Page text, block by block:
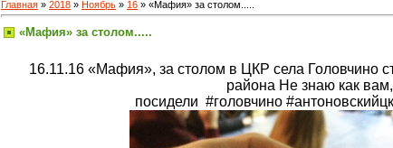
Главная » 2018 » Ноябрь » 16 » «Мафия» за столом.....
«Мафия» за столом.....
16.11.16 «Мафия», за столом в ЦКР села Головчино
района Не знаю как
посидели #головчино